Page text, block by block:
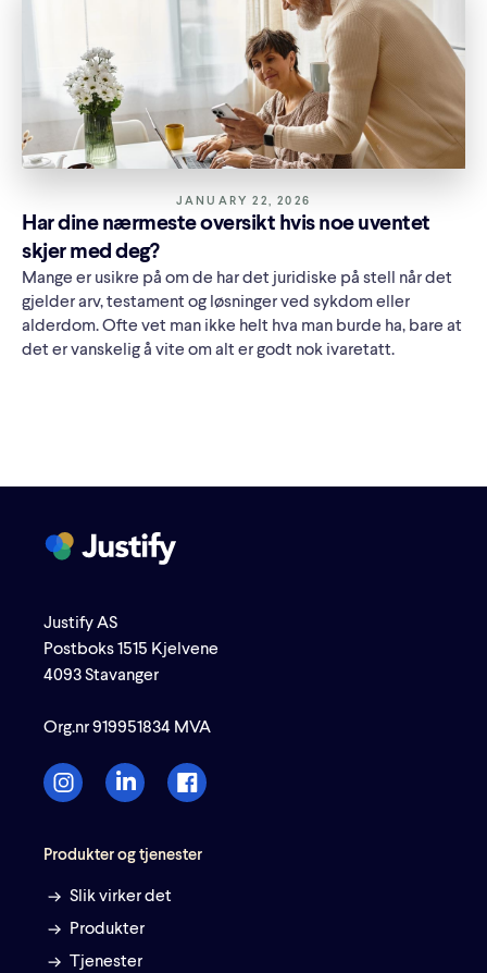
JANUARY 22, 2026
Har dine nærmeste oversikt hvis noe uventet
skjer med deg?
Mange er usikre på om de har det juridiske på stell når det
gjelder arv, testament og løsninger ved sykdom eller
alderdom. Ofte vet man ikke helt hva man burde ha, bare at
det er vanskelig å vite om alt er godt nok ivaretatt.
Justify AS
Postboks 1515 Kjelvene
4093 Stavanger
Org.nr 919951834 MVA
Produkter og tjenester
Slik virker det
Produkter
Tjenester